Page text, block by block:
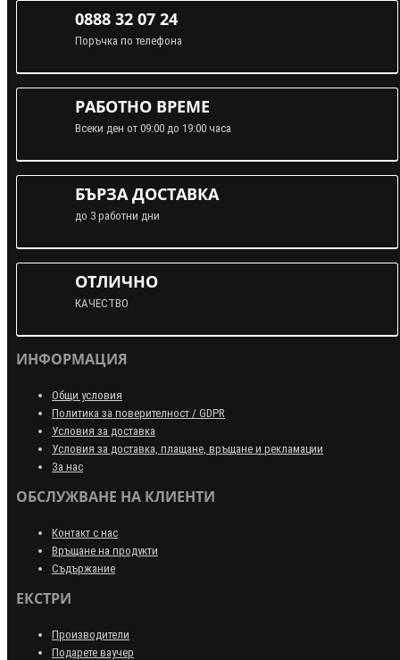
0888 32 07 24
Поръчка по телефона
РАБОТНО ВРЕМЕ
Всеки ден от 09:00 до 19:00 часа
БЪРЗА ДОСТАВКА
до 3 работни дни
ОТЛИЧНО
КАЧЕСТВО
ИНФОРМАЦИЯ
Общи условия
Политика за поверителност / GDPR
Условия за доставка
Условия за доставка, плащане, връщане и рекламации
За нас
ОБСЛУЖВАНЕ НА КЛИЕНТИ
Контакт с нас
Връщане на продукти
Съдържание
ЕКСТРИ
Производители
Подарете ваучер